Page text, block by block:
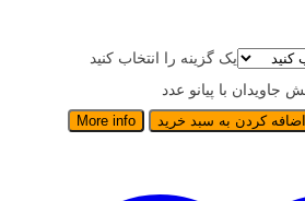
یک گزینه را انتخاب کنید
با پیانو عدد
اضافه کردن به سبد خرید More info